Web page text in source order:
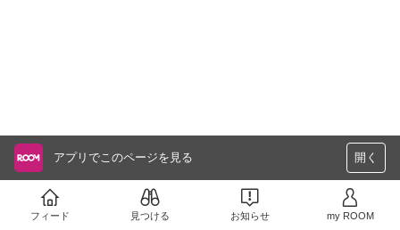
アプリでこのページを見る 開く
フィード 見つける お知らせ my ROOM